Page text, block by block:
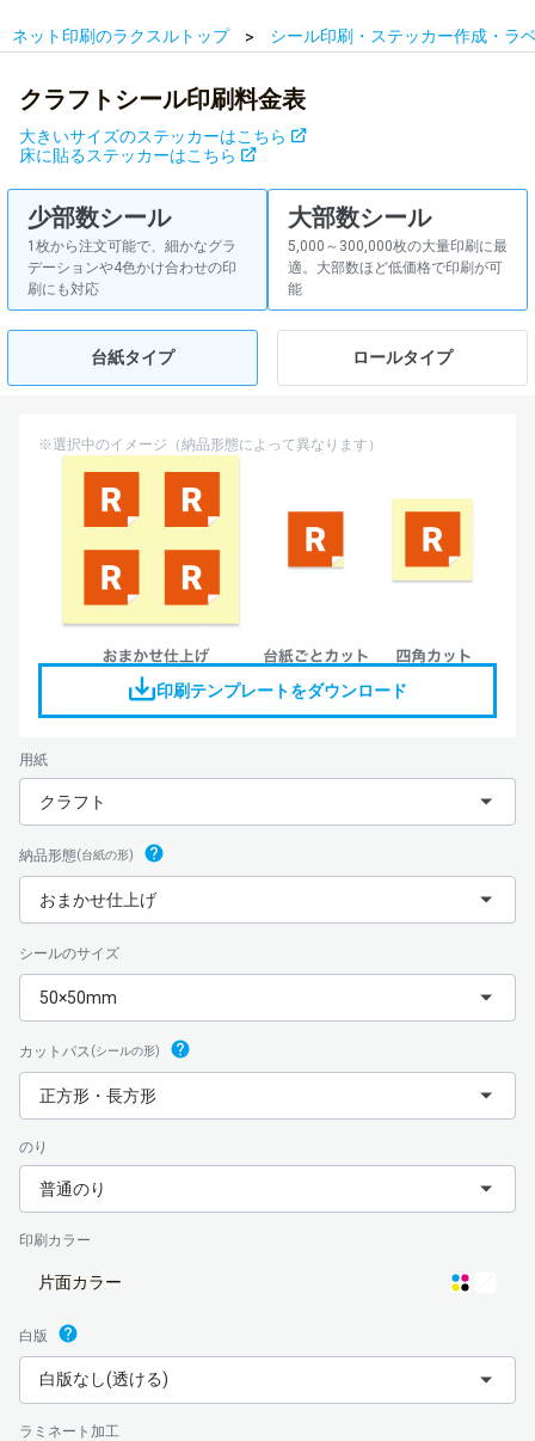
ネット印刷のラクスルトップ シール印刷・ステッカー作成・ラ
クラフトシール印刷料金表
大きいサイズのステッカーはこちら
床に貼るステッカーはこちら
少部数シール
1枚から注文可能で、細かなグラ
デーションや4色かけ合わせの印
刷にも対応
大部数シール
5,000～300,000枚の大量印刷に最
適。大部数ほど低価格で印刷が可
能
台紙タイプ ロールタイプ
※選択中のイメージ（納品形態によって異なります）
印刷テンプレートをダウンロード
用紙
クラフト
納品形態(台紙の形)
おまかせ仕上げ
シールのサイズ
50×50mm
カットパス(シールの形)
正方形・長方形
のり
普通のり
印刷カラー
片面カラー
白版
白版なし(透ける)
ラミネート加工